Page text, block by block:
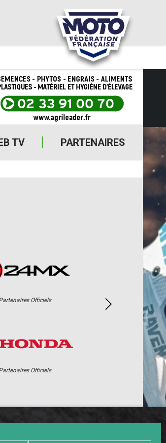
TV PARTENAIRES
Officiels
Officiels
TV PARTENAIRES